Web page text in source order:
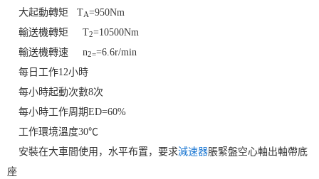
大起動轉矩 TA=950Nm
輸送機轉矩 T2=10500Nm
輸送機轉速 n2==6.6r/min
每日工作12小時
每小時起動次數8次
每小時工作周期ED=60%
工作環境溫度30℃
安裝在大車間使用，水平布置，要求減速器脹緊盤空心軸出軸帶底
座